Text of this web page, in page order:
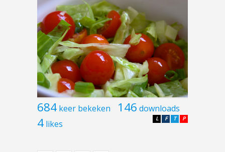
684 keer bekeken 146 downloads
4 likes P
T
F
L